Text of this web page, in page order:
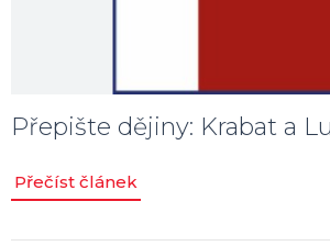
Přepište dějiny: Krabat a
Přečíst článek